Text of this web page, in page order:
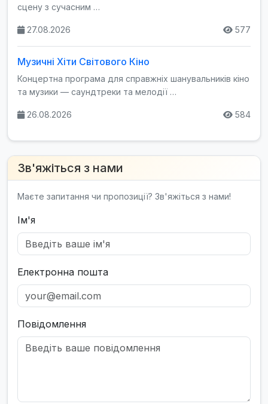
сцену з сучасним …
27.08.2026 577
Музичні Хіти Світового Кіно
Концертна програма для справжніх шанувальників кіно
та музики — саундтреки та мелодії …
26.08.2026 584
Зв'яжіться з нами
Маєте запитання чи пропозиції? Зв'яжіться з нами!
Ім'я
Електронна пошта
Повідомлення